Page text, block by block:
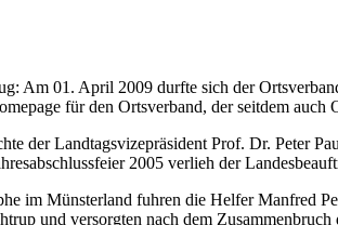
für den Ortsverband, der seitdem auch
der Landtagsvizepräsident Prof. Dr. Peter
2005 verlieh der
im Münsterland fuhren die Helfer Manfred
und versorgten nach dem